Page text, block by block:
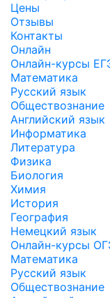
Цены
Отзывы
Контакты
Онлайн
Онлайн-курсы
Математика
Русский язык
Обществознание
Английский язык
Информатика
Литература
Физика
Биология
Химия
История
География
Немецкий язык
Онлайн-курсы
Математика
Русский язык
Обществознание